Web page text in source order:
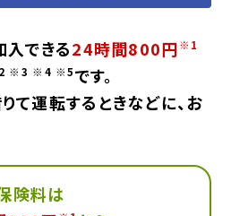
入できる24時間800円※1
※3 ※4 ※5です。
て運転するときなどに、お
険料は